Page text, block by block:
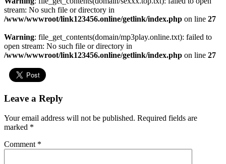
stream: No such file or directory in
/www/wwwroot/link123456.online/getlink/index.php on line 27
Warning: file_get_contents(domain/mp3play.online.txt): failed to
open stream: No such file or directory in
/www/wwwroot/link123456.online/getlink/index.php on line 27
Leave a Reply
Your email address will not be published. Required fields are
marked *
Comment *